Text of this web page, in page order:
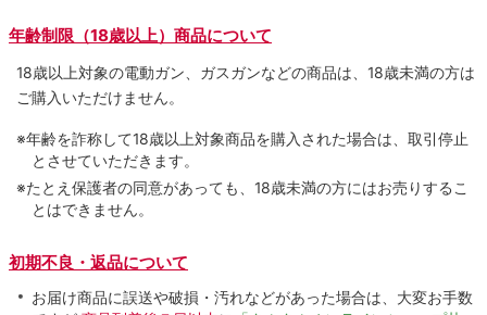
年齢制限（18歳以上）商品について
18歳以上対象の電動ガン、ガスガンなどの商品は、18歳未満の方は
ご購入いただけません。
※年齢を詐称して18歳以上対象商品を購入された場合は、取引停止
とさせていただきます。
※たとえ保護者の同意があっても、18歳未満の方にはお売りするこ
とはできません。
初期不良・返品について
お届け商品に誤送や破損・汚れなどがあった場合は、大変お手数